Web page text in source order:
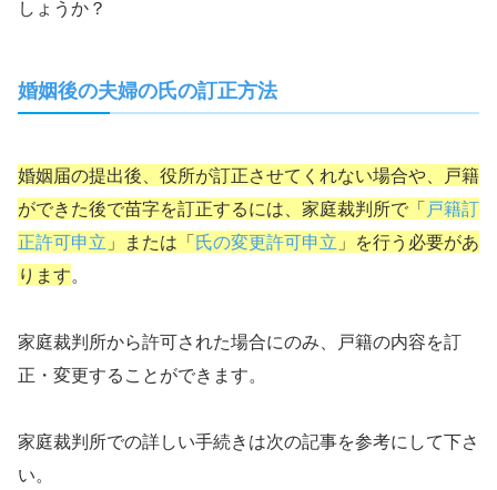
しょうか？
婚姻後の夫婦の氏の訂正方法
婚姻届の提出後、役所が訂正させてくれない場合や、戸籍
ができた後で苗字を訂正するには、家庭裁判所で「 戸籍訂
正許可申立 」または「氏の変更許可申立 」を行う必要があ
ります。
家庭裁判所から許可された場合にのみ、戸籍の内容を訂
正・変更することができます。
家庭裁判所での詳しい手続きは次の記事を参考にして下さ
い。